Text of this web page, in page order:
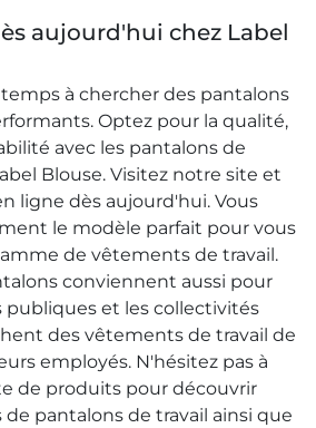
aujourd'hui chez Label
à chercher des pantalons
Optez pour la qualité,
avec les pantalons de
Blouse. Visitez notre site et
ligne dès aujourd'hui. Vous
le modèle parfait pour vous
de vêtements de travail.
conviennent aussi pour
publiques et les collectivités
des vêtements de travail de
employés. N'hésitez pas à
de produits pour découvrir
pantalons de travail ainsi que